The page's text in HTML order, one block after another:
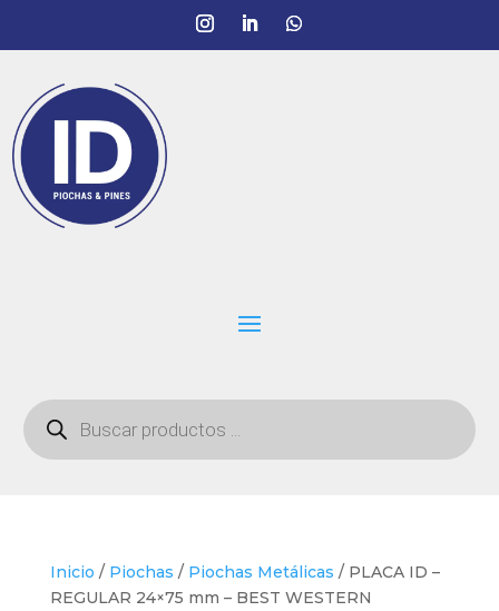
Búsqueda
de
productos
Inicio / Piochas / Piochas Metálicas / PLACA ID –
REGULAR 24×75 mm – BEST WESTERN